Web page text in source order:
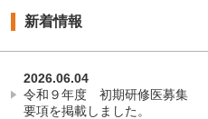
新着情報
2026.06.04
令和９年度 初期研修医募集
要項を掲載しました。